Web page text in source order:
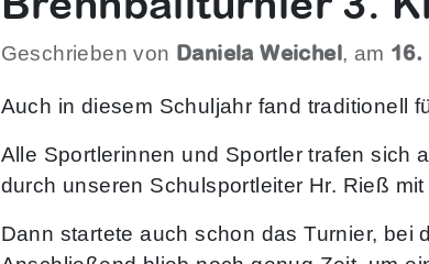
Geschrieben von Daniela Weichel, am 16.
Auch in diesem Schuljahr fand traditionell
Alle Sportlerinnen und Sportler trafen sich
durch unseren Schulsportleiter Hr. Rieß
Dann startete auch schon das Turnier,